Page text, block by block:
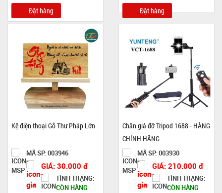
Đặt hàng Đặt hàng
Kệ điện thoại Gỗ Thư Pháp Lớn
MÃ SP: 003946
GIÁ: 30.000 đ
TÌNH TRẠNG:
CÒN HÀNG
Chân giá đỡ Tripod 1688 - HÀNG
CHÍNH HÃNG
MÃ SP: 003930
GIÁ: 210.000 đ
TÌNH TRẠNG:
CÒN HÀNG